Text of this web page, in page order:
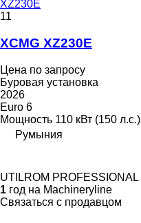
XZ230E
11
XCMG XZ230E
Цена по запросу
Буровая установка
2026
Euro 6
Мощность 110 кВт (150 л.с.)
Румыния
UTILROM PROFESSIONAL
1 год на Machineryline
Связаться с продавцом